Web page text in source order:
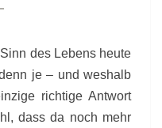
des Lebens heute
je – und weshalb
richtige Antwort
dass da noch mehr